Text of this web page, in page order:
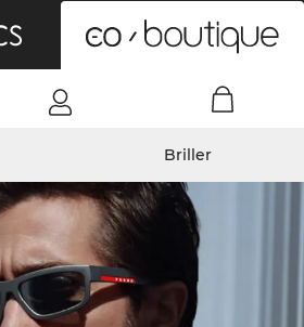
Briller